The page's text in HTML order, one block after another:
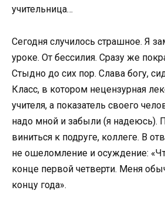
учительница…
Сегодня случилось страшное. Я
уроке. От бессилия. Сразу же
Стыдно до сих пор. Слава богу,
Класс, в котором нецензурная
учителя, а показатель своего
надо мной и забыли (я надеюсь).
виниться к подруге, коллеге. В
не ошеломление и осуждение:
конце первой четверти. Меня
концу года».